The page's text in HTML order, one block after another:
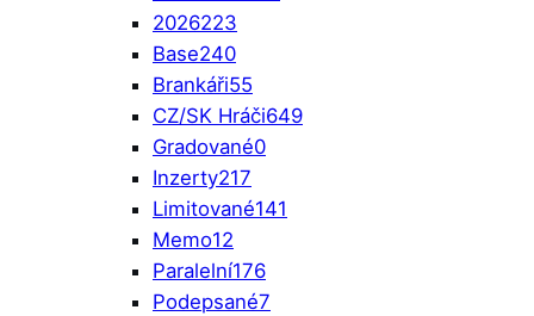
2026223
Base240
Brankáři55
CZ/SK Hráči649
Gradované0
Inzerty217
Limitované141
Memo12
Paralelní176
Podepsané7